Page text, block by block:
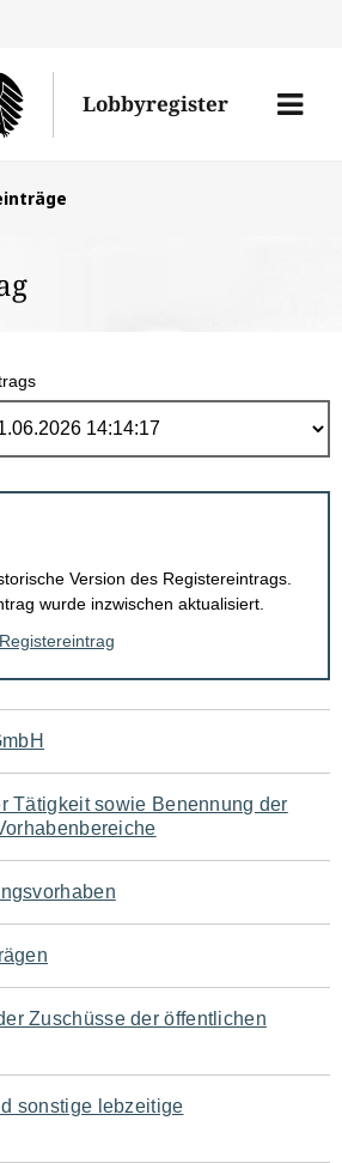
Lobbyregister
Menü
Version des Registereintrags.
wurde inzwischen aktualisiert.
Tätigkeit sowie Benennung der
Zuschüsse der öffentlichen
sonstige lebzeitige